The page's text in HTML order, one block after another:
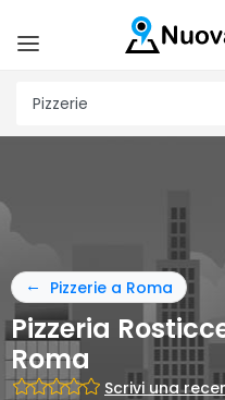
Pizzerie a Roma
Pizzeria
Roma
Scrivi una